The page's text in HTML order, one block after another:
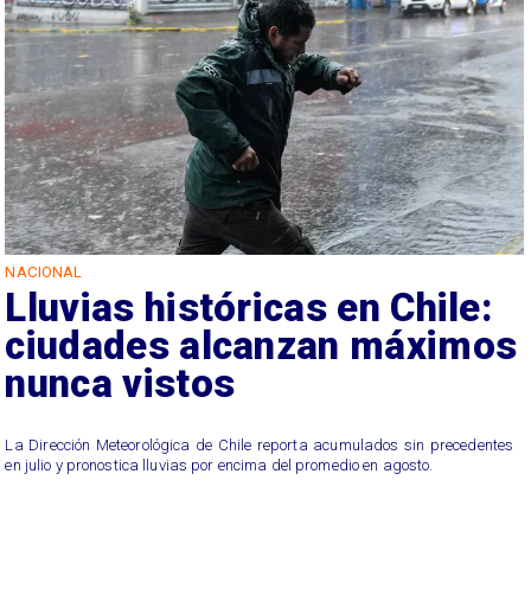
NACIONAL
Lluvias históricas en Chile:
ciudades alcanzan máximos
nunca vistos
La Dirección Meteorológica de Chile reporta acumulados sin precedentes
en julio y pronostica lluvias por encima del promedio en agosto.